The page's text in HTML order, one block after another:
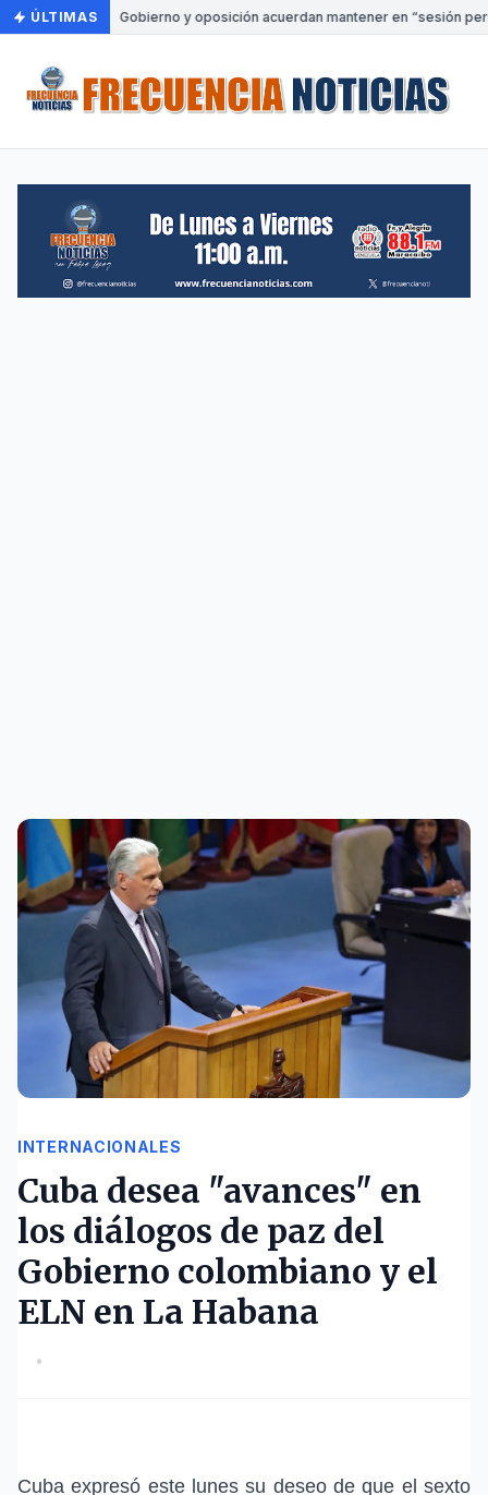
ÚLTIMAS Gobierno y oposición acuerdan mantener en “sesión
INTERNACIONALES
Cuba desea "avances" en
los diálogos de paz del
Gobierno colombiano y el
ELN en La Habana
•
Cuba expresó este lunes su deseo de que el sexto